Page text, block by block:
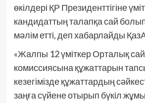
өкілдері ҚР Президенттігіне
кандидаттың талапқа сай
мәлім етті, деп хабарлайды
«Жалпы 12 үміткер Орталық
комиссиясына құжаттарын
кезегімізде құжаттардың
заңға сүйене отырып бүкіл